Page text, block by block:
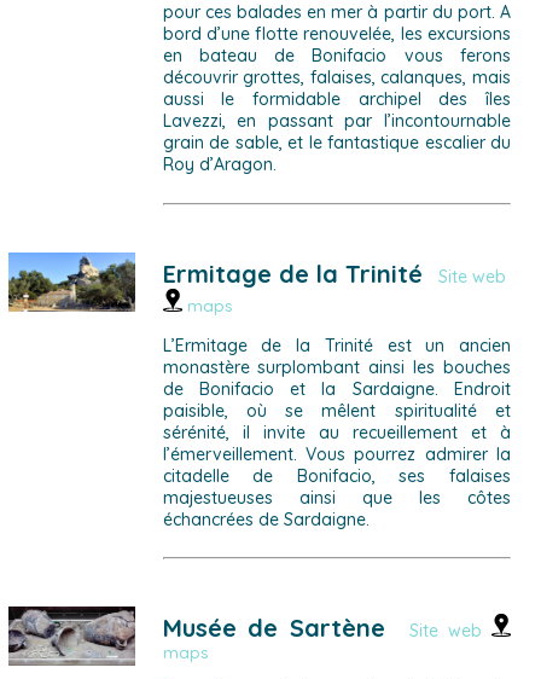
pour ces balades en mer à partir du port. A
bord d’une flotte renouvelée, les excursions
en bateau de Bonifacio vous ferons
découvrir grottes, falaises, calanques, mais
aussi le formidable archipel des îles
Lavezzi, en passant par l’incontournable
grain de sable, et le fantastique escalier du
Roy d’Aragon.
Ermitage de la Trinité Site web
maps
L’Ermitage de la Trinité est un ancien
monastère surplombant ainsi les bouches
de Bonifacio et la Sardaigne. Endroit
paisible, où se mêlent spiritualité et
sérénité, il invite au recueillement et à
l’émerveillement. Vous pourrez admirer la
citadelle de Bonifacio, ses falaises
majestueuses ainsi que les côtes
échancrées de Sardaigne.
Musée de SartèneSite web
maps